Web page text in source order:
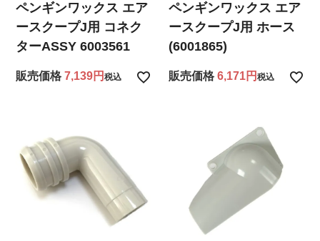
ペンギンワックス エア
ースクープJ用 コネク
ターASSY 6003561
販売価格 7,139 税込
ペンギンワックス エア
ースクープJ用 ホース
(6001865)
販売価格 6,171 税込